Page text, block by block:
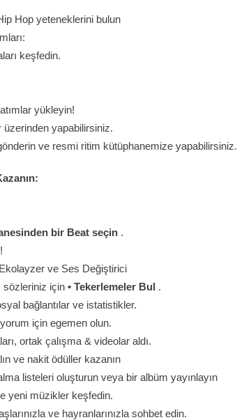
Hop yeteneklerini bulun
keşfedin.
yükleyin!
yapabilirsiniz.
ve resmi ritim kütüphanemize yapabilirsiniz.
bir Beat seçin .
ve Ses Değiştirici
sözleriniz için • Tekerlemeler Bul .
bağlantılar ve istatistikler.
için egemen olun.
ortak çalışma & videolar aldı.
ve nakit ödüller kazanın
listeleri oluşturun veya bir albüm yayınlayın
yeni müzikler keşfedin.
ve hayranlarınızla sohbet edin.